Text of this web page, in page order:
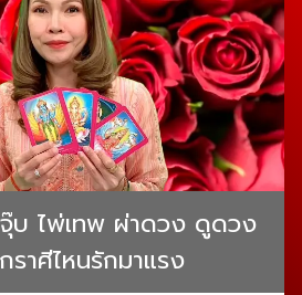
บ ไพ่เทพ ผ่าดวง ดูดวง
ราศีไหนรักมาแรง